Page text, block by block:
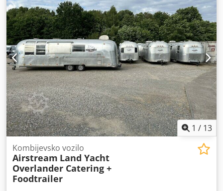
1 / 13
Kombijevsko vozilo
Airstream Land Yacht
Overlander Catering +
Foodtrailer